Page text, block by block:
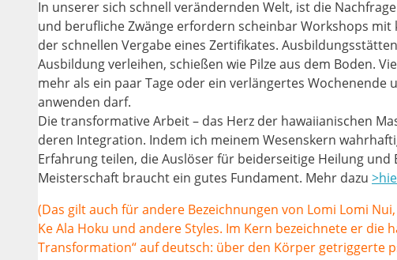
In unserer sich schnell verändernden Welt, ist die
und berufliche Zwänge erfordern scheinbar Workshops
der schnellen Vergabe eines Zertifikates.
Ausbildung verleihen, schießen wie Pilze aus dem Boden.
mehr als ein paar Tage oder ein verlängertes
anwenden darf.
Die transformative Arbeit – das Herz der hawaiianischen
deren Integration. Indem ich meinem Wesenskern
Erfahrung teilen, die Auslöser für beiderseitige Heilung
Meisterschaft braucht ein gutes Fundament. Mehr dazu
(Das gilt auch für andere Bezeichnungen von Lomi Lomi
Ke Ala Hoku und andere Styles. Im Kern bezeichnete er
Transformation“ auf deutsch: über den Körper getriggerte